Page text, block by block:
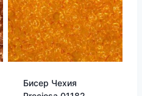
Бисер Чехия